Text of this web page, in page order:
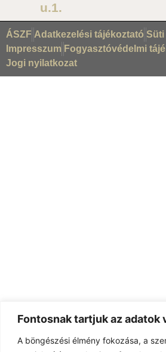
Fontosnak tartjuk az adatok
A böngészési élmény fokozása, a
u.1.
ÁSZF Adatkezelési tájékoztató Süti
Impresszum Fogyasztóvédelmi
Jogi nyilatkozat